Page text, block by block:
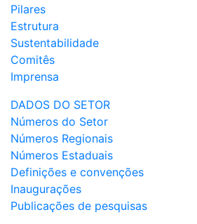
Pilares
Estrutura
Sustentabilidade
Comitês
Imprensa
DADOS DO SETOR
Números do Setor
Números Regionais
Números Estaduais
Definições e convenções
Inaugurações
Publicações de pesquisas